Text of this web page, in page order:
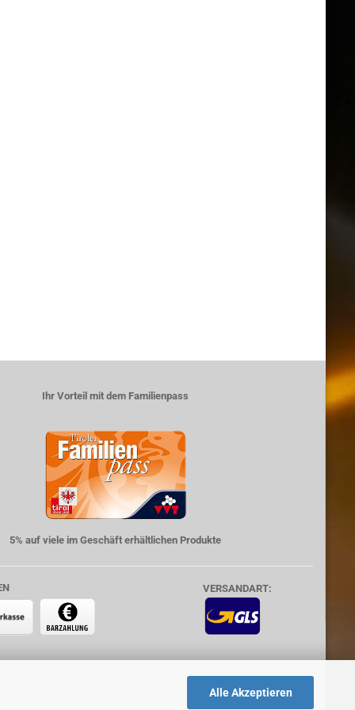
Alle Akzeptieren
Ihr Vorteil mit dem Familienpass
5% auf viele im Geschäft erhältlichen Produkte
VERSANDART: